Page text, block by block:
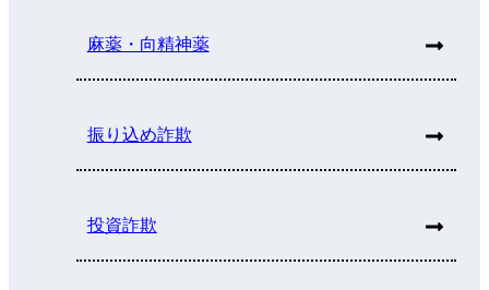
麻薬・向精神薬
振り込め詐欺
投資詐欺